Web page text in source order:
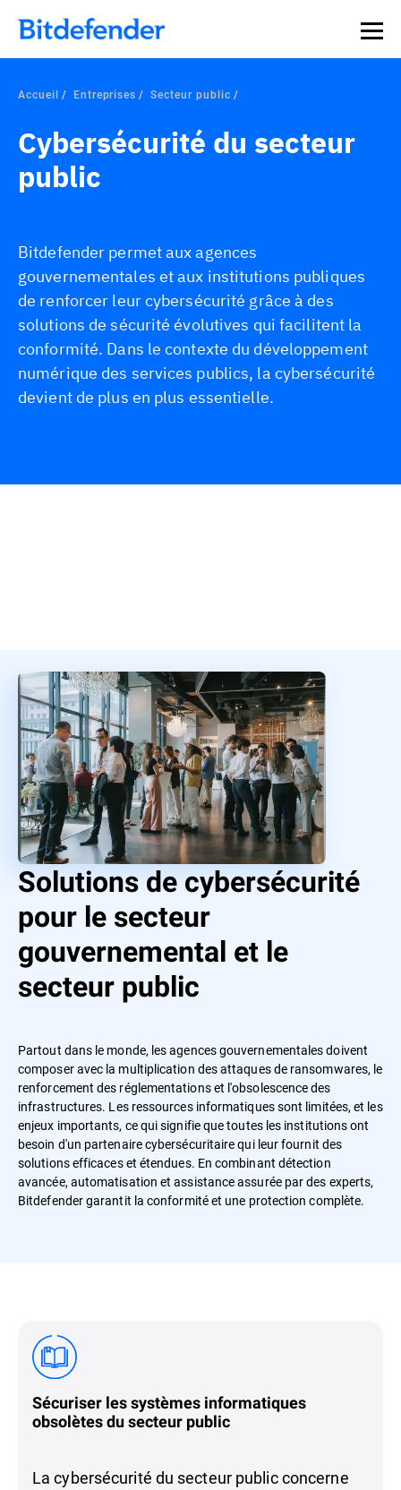
Souveraineté des données en cybersécurité : webinaire
en direct, le 30 juillet .Inscrivez-vous >>
Accueil Entreprises Secteur public
Cybersécurité du secteur
public
Bitdefender permet aux agences
gouvernementales et aux institutions publiques
de renforcer leur cybersécurité grâce à des
solutions de sécurité évolutives qui facilitent la
conformité. Dans le contexte du développement
numérique des services publics, la cybersécurité
devient de plus en plus essentielle.
Solutions de cybersécurité
pour le secteur
gouvernemental et le
secteur public
Partout dans le monde, les agences gouvernementales doivent
composer avec la multiplication des attaques de ransomwares, le
renforcement des réglementations et l'obsolescence des
infrastructures. Les ressources informatiques sont limitées, et les
enjeux importants, ce qui signifie que toutes les institutions ont
besoin d'un partenaire cybersécuritaire qui leur fournit des
solutions efficaces et étendues. En combinant détection
avancée, automatisation et assistance assurée par des experts,
Bitdefender garantit la conformité et une protection complète.
Sécuriser les systèmes informatiques
obsolètes du secteur public
La cybersécurité du secteur public concerne